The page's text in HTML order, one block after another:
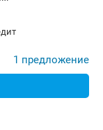
1 предложение